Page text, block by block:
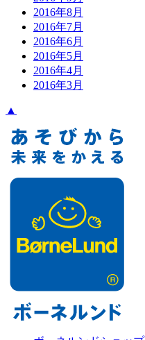
2016年8月
2016年7月
2016年6月
2016年5月
2016年4月
2016年3月
▲